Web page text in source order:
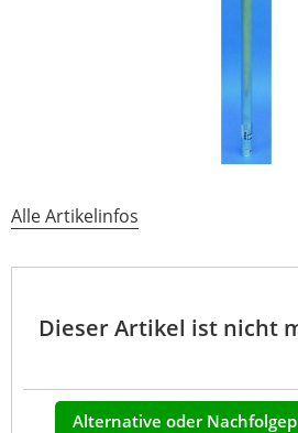
Alle Artikelinfos
Dieser Artikel ist nicht
Alternative oder